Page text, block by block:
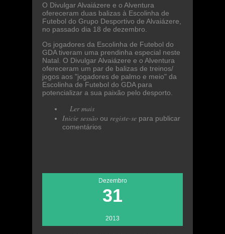
O Divulgar Alvaiázere e o Alventura
ofereceram duas balizas à Escolinha de
Futebol do Grupo Desportivo de Alvaiázere,
no passado dia 18 de dezembro.
Os jogadores da Escolinha de Futebol do
GDA tiveram uma prendinha especial neste
Natal. O Divulgar Alvaiázere e o Alventura
ofereceram um par de balizas de treinos/
jogos aos "jogadores de palmo e meio" da
Escolinha de Futebol do GDA para
potencializar a sua paixão pelo desporto.
Ler mais
Alvaiázere/Alventura
ofereceram balizas às
Inicie sessão ou registe-se para publicar
comentários
Dezembro
31
2013